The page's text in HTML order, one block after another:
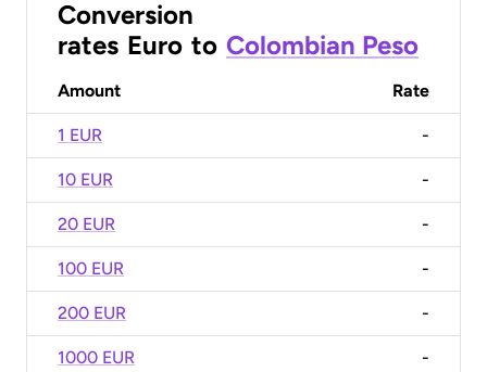
Conversion
rates Euro to Colombian Peso
Amount Rate
1 EUR -
10 EUR -
20 EUR -
100 EUR -
200 EUR -
1000 EUR -